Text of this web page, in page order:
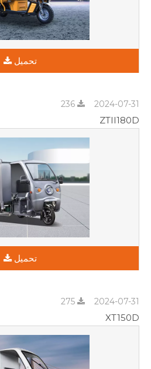
تحميل
2024-07-31
ZTII180D
تحميل
2024-07-31
XT150D